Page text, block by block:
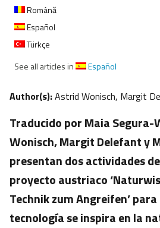
Română
Español
Türkçe
See all articles in
Español
Author(s):Astrid Wonisch, Margit
Traducido por Maia Segura-
Wonisch, Margit Delefant y
presentan dos actividades
proyecto austriaco
Technik zum Angreifen’
tecnología se inspira en la